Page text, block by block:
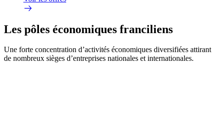
Les pôles économiques franciliens
Une forte concentration d’activités économiques diversifiées attirant
de nombreux sièges d’entreprises nationales et internationales.